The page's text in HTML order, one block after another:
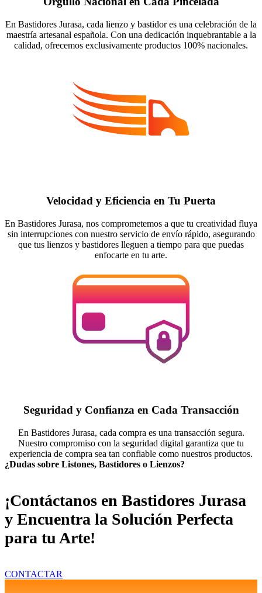
En Bastidores Jurasa, cada lienzo y bastidor es una celebración de la
maestría artesanal española. Con una dedicación inquebrantable a la
calidad, ofrecemos exclusivamente productos 100% nacionales.
Velocidad y Eficiencia en Tu Puerta
En Bastidores Jurasa, nos comprometemos a que tu creatividad fluya
sin interrupciones con nuestro servicio de envío rápido, asegurando
que tus lienzos y bastidores lleguen a tiempo para que puedas
enfocarte en tu arte.
Seguridad y Confianza en Cada Transacción
En Bastidores Jurasa, cada compra es una transacción segura.
Nuestro compromiso con la seguridad digital garantiza que tu
experiencia de compra sea tan confiable como nuestros productos.
¿Dudas sobre Listones, Bastidores o Lienzos?
¡Contáctanos en Bastidores Jurasa
y Encuentra la Solución Perfecta
para tu Arte!
CONTACTAR